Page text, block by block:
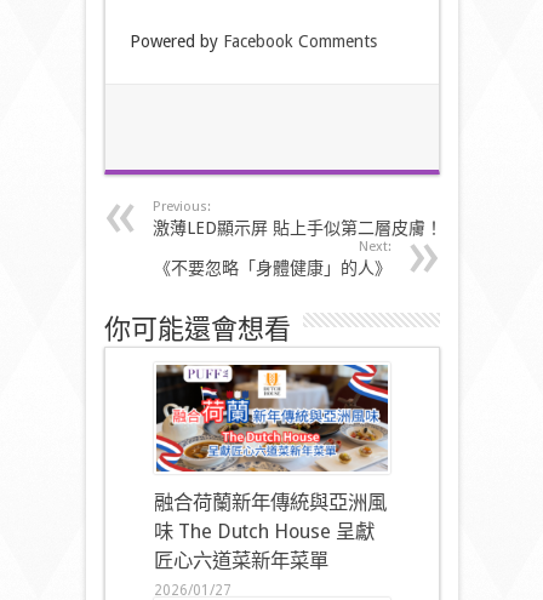
Powered by Facebook Comments
Previous:
激薄LED顯示屏 貼上手似第二層皮膚！
Next:
《不要忽略「身體健康」的人》
你可能還會想看
融合荷蘭新年傳統與亞洲風
味 The Dutch House 呈獻
匠心六道菜新年菜單
2026/01/27